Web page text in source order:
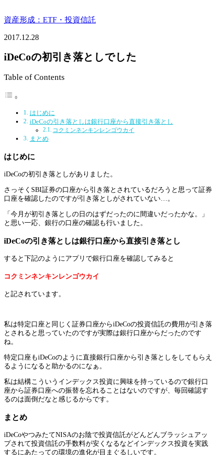
資産形成：ETF・投資信託
2017.12.28
iDeCoの初引き落としでした
Table of Contents
はじめに
iDeCoの引き落としは銀行口座から直接引き落とし
コクミンネンキンレンゴウカイ
まとめ
はじめに
iDeCoの初引き落としがありました。
さっそくSBI証券の口座から引き落とされているだろうと思って証券
口座を確認したのですが引き落としがされていない…。
「今月が初引き落としの日のはずだったのに間違いだったかな。」
と思い一応、銀行の口座の確認も行いました。
iDeCoの引き落としは銀行口座から直接引き落とし
すると下記のようにアプリで銀行口座を確認してみると
コクミンネンキンレンゴウカイ
と記されています。
私は特定口座と同じく証券口座からiDeCoの投資信託の費用が引き落
とされると思っていたのですが実際は銀行口座からだったのです
ね。
特定口座もiDeCoのように直接銀行口座から引き落としをしてもらえ
るようになると助かるのになぁ。
私は結構こういうインデックス投資に興味を持っているので銀行口
座から証券口座への振替を忘れることはないのですが、毎回確認す
るのは面倒だなと感じるからです。
まとめ
iDeCoやつみたてNISAのお陰で投資信託がどんどんブラッシュアッ
プされて投資信託の手数料が安くなるなどインデックス投資を実践
するにあたっての環境の進化が目まぐるしいです。